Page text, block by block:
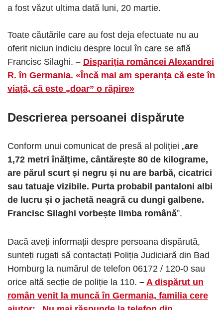
a fost văzut ultima dată luni, 20 martie.
Toate căutările care au fost deja efectuate nu au
oferit niciun indiciu despre locul în care se află
Francisc Silaghi. – Dispariția româncei Alexandrei
R. în Germania. «Încă mai am speranța că este în
viață, că este „doar” o răpire»
Descrierea persoanei dispărute
Conform unui comunicat de presă al poliției „are
1,72 metri înălțime, cântărește 80 de kilograme,
are părul scurt și negru și nu are barbă, cicatrici
sau tatuaje vizibile. Purta probabil pantaloni albi
de lucru și o jachetă neagră cu dungi galbene.
Francisc Silaghi vorbește limba română”.
Dacă aveți informații despre persoana dispărută,
sunteți rugați să contactați Poliția Judiciară din Bad
Homburg la numărul de telefon 06172 / 120-0 sau
orice altă secție de poliție la 110. – A dispărut un
român venit la muncă în Germania, familia cere